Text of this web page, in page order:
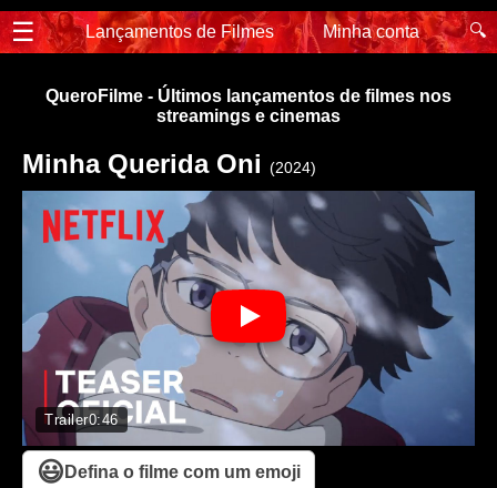
☰ Lançamentos de Filmes Minha conta 🔍
QueroFilme - Últimos lançamentos de filmes nos
streamings e cinemas
Minha Querida Oni (2024)
Trailer0:46
😃 Defina o filme com um emoji